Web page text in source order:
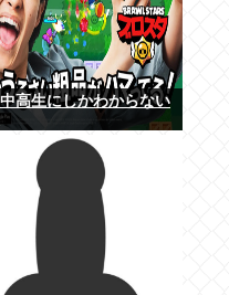
高生にしかわからない